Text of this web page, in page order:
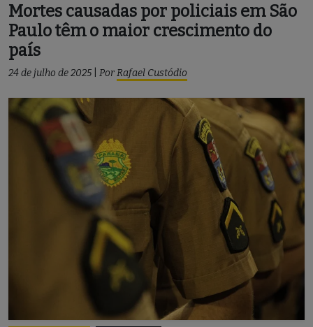
Mortes causadas por policiais em São
Paulo têm o maior crescimento do
país
24 de julho de 2025 PorRafael Custódio